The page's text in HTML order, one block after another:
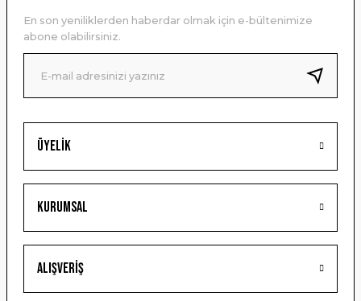
Ürün bilgilerinde hatalar bulunuyor.
Ürün fiyatı diğer sitelerden daha pahalı.
Bu ürüne benzer farklı alternatifler olmalı.
Gönder
Üyelik
Kurumsal
Alışveriş
En son yeniliklerden haberdar olmak için e-bültenimize
abone olabilirsiniz.